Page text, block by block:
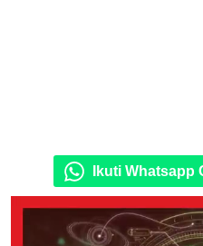
Ikuti Whatsapp